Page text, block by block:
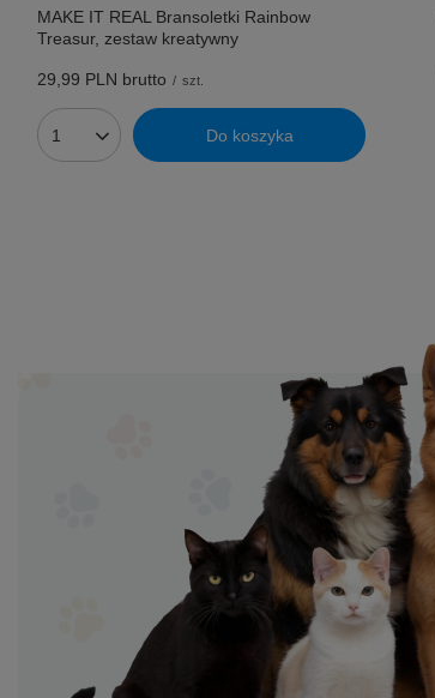
MAKE IT REAL Bransoletki Rainbow
Treasur, zestaw kreatywny
29,99 PLN brutto / szt.
Ilość produktów Do koszyka